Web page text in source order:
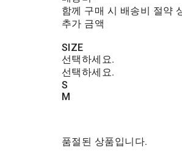
함께 구매 시 배송비 절약
추가 금액
SIZE
선택하세요.
선택하세요.
S
M
품절된 상품입니다.